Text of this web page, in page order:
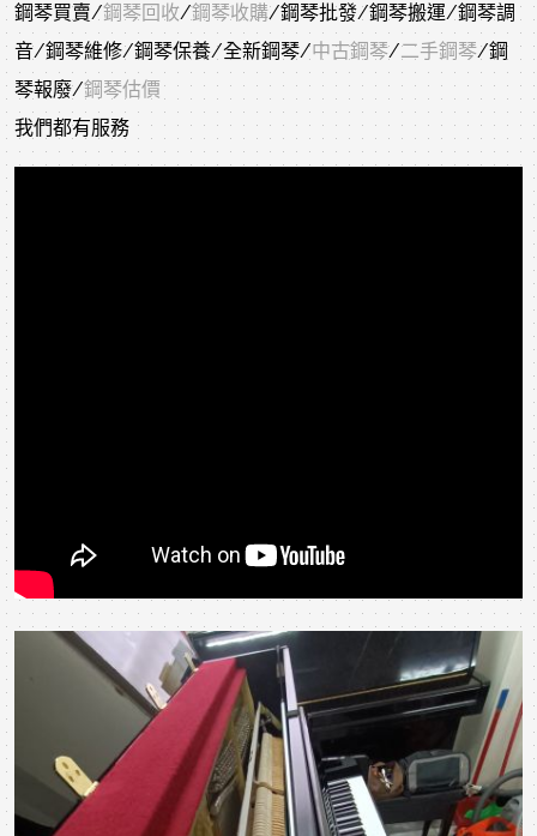
鋼琴買賣/鋼琴回收/鋼琴收購/鋼琴批發/鋼琴搬運/鋼琴調
音/鋼琴維修/鋼琴保養/全新鋼琴/中古鋼琴/二手鋼琴/鋼
琴報廢/鋼琴估價
我們都有服務